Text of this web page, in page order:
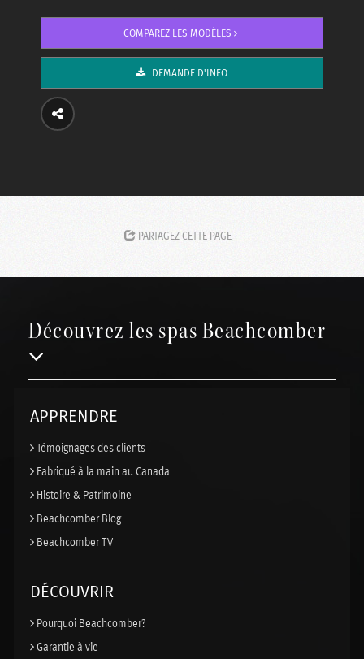
COMPAREZ LES MODÈLES
DEMANDE D'INFO
PARTAGEZ CETTE PAGE
Découvrez les spas Beachcomber
APPRENDRE
Témoignages des clients
Fabriqué à la main au Canada
Histoire & Patrimoine
Beachcomber Blog
Beachcomber TV
DÉCOUVRIR
Pourquoi Beachcomber?
Garantie à vie